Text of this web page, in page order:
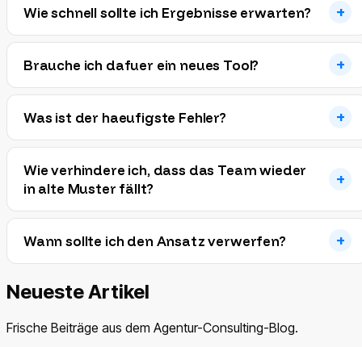
Wie schnell sollte ich Ergebnisse erwarten?
Brauche ich dafuer ein neues Tool?
Was ist der haeufigste Fehler?
Wie verhindere ich, dass das Team wieder
in alte Muster fällt?
Wann sollte ich den Ansatz verwerfen?
Neueste Artikel
Frische Beiträge aus dem Agentur-Consulting-Blog.